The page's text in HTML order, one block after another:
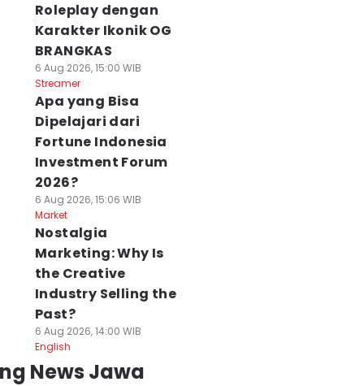
Roleplay dengan
Karakter Ikonik OG
BRANGKAS
6 Aug 2026, 15:00 WIB
Streamer
Apa yang Bisa
Dipelajari dari
Fortune Indonesia
Investment Forum
2026?
6 Aug 2026, 15:06 WIB
Market
Nostalgia
Marketing: Why Is
the Creative
Industry Selling the
Past?
6 Aug 2026, 14:00 WIB
English
News Jawa